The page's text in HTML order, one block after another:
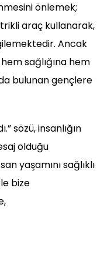
önlemek;
araç kullanarak,
Ancak
sağlığına hem
bulunan gençlere
sözü, insanlığın
olduğu
yaşamını sağlıklı
bize